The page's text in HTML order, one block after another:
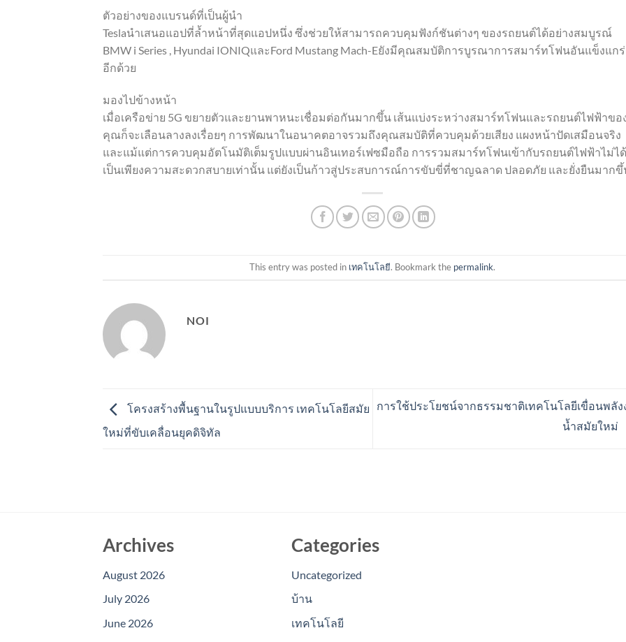
ตัวอย่างของแบรนด์ที่เป็นผู้นำ
Teslaนำเสนอแอปที่ล้ำหน้าที่สุดแอปหนึ่ง ซึ่งช่วยให้สามารถควบคุมฟังก์ชันต่างๆ ของรถยนต์ได้อย่างสมบูรณ์
BMW i Series , Hyundai IONIQและFord Mustang Mach-Eยังมีคุณสมบัติการบูรณาการสมาร์ทโฟนอันแข็งแก
อีกด้วย
มองไปข้างหน้า
เมื่อเครือข่าย 5G ขยายตัวและยานพาหนะเชื่อมต่อกันมากขึ้น เส้นแบ่งระหว่างสมาร์ทโฟนและรถยนต์ไฟฟ้าขอ
คุณก็จะเลือนลางลงเรื่อยๆ การพัฒนาในอนาคตอาจรวมถึงคุณสมบัติที่ควบคุมด้วยเสียง แผงหน้าปัดเสมือนจริง
และแม้แต่การควบคุมอัตโนมัติเต็มรูปแบบผ่านอินเทอร์เฟซมือถือ การรวมสมาร์ทโฟนเข้ากับรถยนต์ไฟฟ้าไม่ได้
เป็นเพียงความสะดวกสบายเท่านั้น แต่ยังเป็นก้าวสู่ประสบการณ์การขับขี่ที่ชาญฉลาด ปลอดภัย และยั่งยืนมาก
This entry was posted in เทคโนโลยี. Bookmark the permalink.
NOI
โครงสร้างพื้นฐานในรูปแบบบริการ เทคโนโลยีสมัย
ใหม่ที่ขับเคลื่อนยุคดิจิทัล
การใช้ประโยชน์จากธรรมชาติเทคโนโลยีเขื่อนพลัง
น้ำสมัยใหม่
Archives
August 2026
July 2026
June 2026
Categories
Uncategorized
บ้าน
เทคโนโลยี